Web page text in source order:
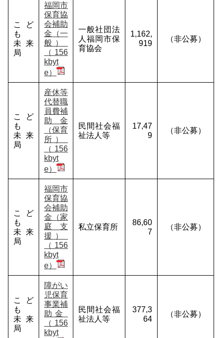
こど
も
未来
局
福岡市
保育協
会補助
金（一
般）
（156
kbyt
e）
一般社団法
人福岡市保
育協会
1,162,
919
（非公募）
こど
も
未来
局
産休等
代替職
員費補
助金
（保育
所）
（156
kbyt
e）
民間社会福
祉法人等
17,47
9
（非公募）
こど
も
未来
局
福岡市
保育協
会補助
金（家
庭支
援）
（156
kbyt
e）
私立保育所
86,60
7
（非公募）
こど
も
未来
局
障がい
児保育
事業補
助金
（156
kbyt
民間社会福
祉法人等
377,3
64
（非公募）